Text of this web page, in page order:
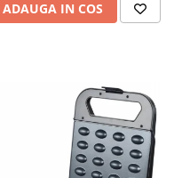
ADAUGA IN COS